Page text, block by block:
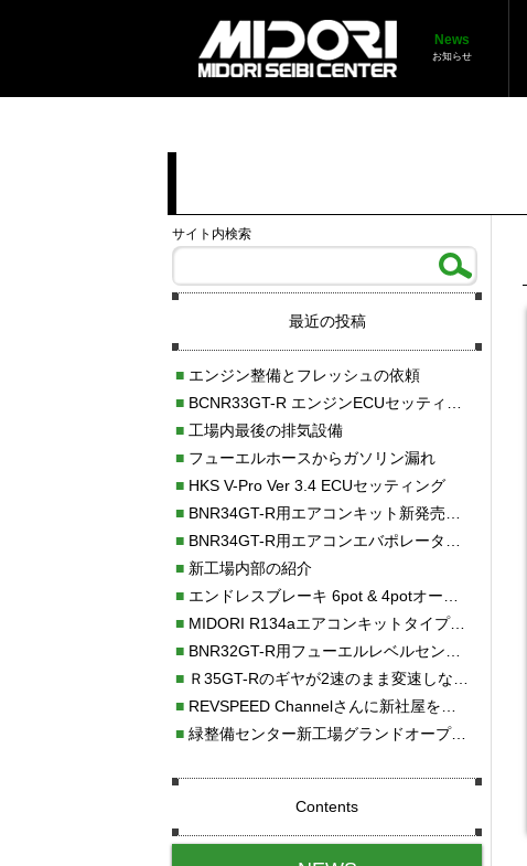
News
お知らせ
サイト内検索
最近の投稿
■エンジン整備とフレッシュの依頼
■BCNR33GT-R エンジンECUセッティング調整
■工場内最後の排気設備
■フューエルホースからガソリン漏れ
■HKS V-Pro Ver 3.4 ECUセッティング
■BNR34GT-R用エアコンキット新発売！！
■BNR34GT-R用エアコンエバポレーターを新発売！！
■新工場内部の紹介
■エンドレスブレーキ 6pot & 4potオーバーホール
■MIDORI R134aエアコンキットタイプⅡ取り付け
■BNR32GT-R用フューエルレベルセンサー新発売！！
■Ｒ35GT-Rのギヤが2速のまま変速しない！！
■REVSPEED Channelさんに新社屋を紹介していただきました!!
■緑整備センター新工場グランドオープン・続報
Contents